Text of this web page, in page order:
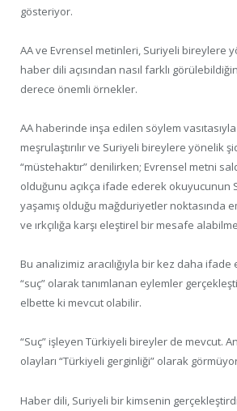
gösteriyor.
AA ve Evrensel metinleri, Suriyeli bireylere
haber dili açısından nasıl farklı
derece önemli örnekler.
AA haberinde inşa edilen söylem vasıtasıyla
meşrulaştırılır ve Suriyeli bireylere yönelik
“müstehaktır” denilirken; Evrensel metni
olduğunu açıkça ifade ederek okuyucunun
yaşamış olduğu mağduriyetler noktasında
ve ırkçılığa karşı eleştirel bir mesafe
Bu analizimiz aracılığıyla bir kez daha ifade
“suç” olarak tanımlanan eylemler
elbette ki mevcut olabilir.
“Suç” işleyen Türkiyeli bireyler de mevcut.
olayları “Türkiyeli gerginliği” olarak
Haber dili, Suriyeli bir kimsenin